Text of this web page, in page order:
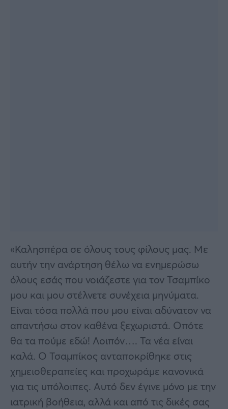
«Καλησπέρα σε όλους τους φίλους μας. Με
αυτήν την ανάρτηση θέλω να ενημερώσω
όλους εσάς που νοιάζεστε για τον Τσαμπίκο
μου και μου στέλνετε συνέχεια μηνύματα.
Είναι τόσα πολλά που μου είναι αδύνατον να
απαντήσω στον καθένα ξεχωριστά. Οπότε
θα τα πούμε εδώ! Λοιπόν…. Τα νέα είναι
καλά. Ο Τσαμπίκος ανταποκρίθηκε στις
χημειοθεραπείες και προχωράμε κανονικά
για τις υπόλοιπες. Αυτό δεν έγινε μόνο με την
ιατρική βοήθεια, αλλά και από τις δικές σας